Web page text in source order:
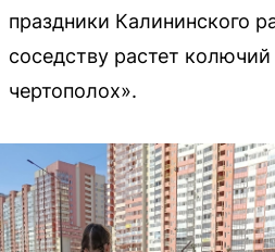
праздники Калининского
соседству растет
чертополох».